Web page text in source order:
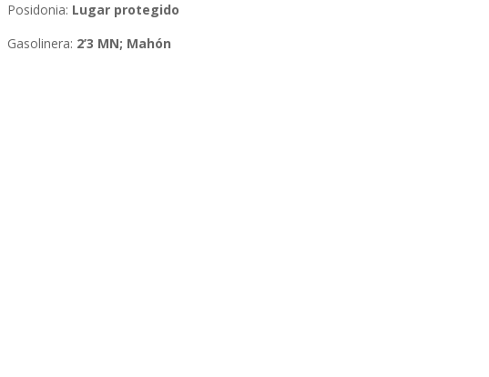
Posidonia: Lugar protegido
Gasolinera: 2’3 MN; Mahón